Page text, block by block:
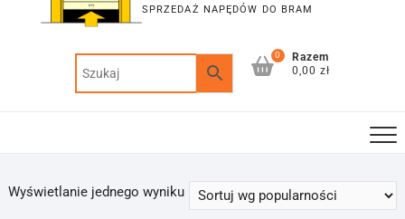
SPRZEDAŻ NAPĘDÓW DO BRAM
0
Razem
0,00 zł
Wyświetlanie jednego wyniku